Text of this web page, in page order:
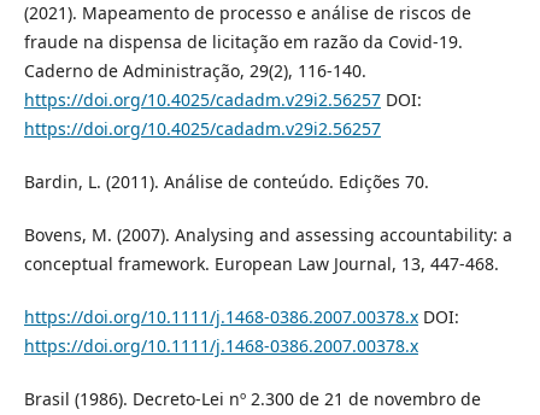
(2021). Mapeamento de processo e análise de riscos de
fraude na dispensa de licitação em razão da Covid-19.
Caderno de Administração, 29(2), 116-140.
https://doi.org/10.4025/cadadm.v29i2.56257DOI:
https://doi.org/10.4025/cadadm.v29i2.56257
Bardin, L. (2011). Análise de conteúdo. Edições 70.
Bovens, M. (2007). Analysing and assessing accountability: a
conceptual framework. European Law Journal, 13, 447-468.
https://doi.org/10.1111/j.1468-0386.2007.00378.xDOI:
https://doi.org/10.1111/j.1468-0386.2007.00378.x
Brasil (1986). Decreto-Lei nº 2.300 de 21 de novembro de